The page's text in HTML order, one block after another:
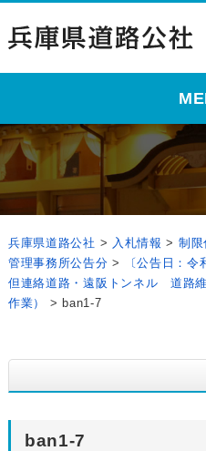
兵庫県道路公社 > 入札情報 > 制限
管理事務所公告分 >
〔公告日：
但連絡道路・遠阪トンネル 道路
作業）
> ban1-7
ban1-7